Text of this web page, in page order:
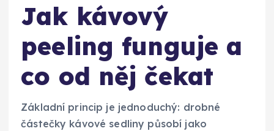
Jak kávový
peeling funguje a
co od něj čekat
Základní princip je jednoduchý: drobné
částečky kávové sedliny působí jako